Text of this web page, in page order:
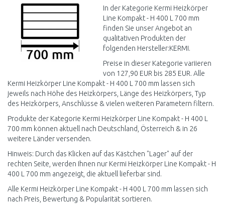
Vergleichen
In der Kategorie Kermi Heizkörper
Line Kompakt - H 400 L 700 mm
finden Sie unser Angebot an
qualitativen Produkten der
folgenden Hersteller:KERMI.
Preise in dieser Kategorie variieren
von 127,90 EUR bis 285 EUR. Alle
Kermi Heizkörper Line Kompakt - H 400 L 700 mm lassen sich
jeweils nach Höhe des Heizkörpers, Länge des Heizkörpers, Typ
des Heizkörpers, Anschlüsse & vielen weiteren Parametern filtern.
Produkte der Kategorie Kermi Heizkörper Line Kompakt - H 400 L
700 mm können aktuell nach Deutschland, Österreich & in 26
weitere Länder versenden.
Hinweis: Durch das Klicken auf das Kästchen "Lager" auf der
rechten Seite, werden Ihnen nur Kermi Heizkörper Line Kompakt - H
400 L 700 mm angezeigt, die aktuell lieferbar sind.
Alle Kermi Heizkörper Line Kompakt - H 400 L 700 mm lassen sich
nach Preis, Bewertung & Popularität sortieren.